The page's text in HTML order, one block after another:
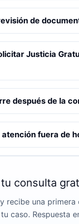
de
Justicia
después de la
atención fuera de
consulta
recibe una primera
caso. Respuesta